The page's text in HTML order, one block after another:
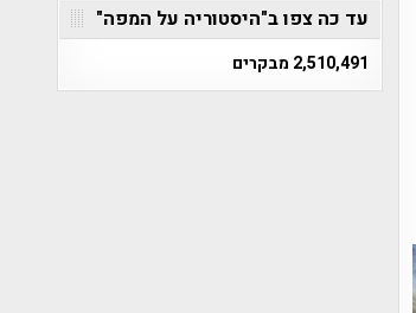
עד כה צפו ב"היסטוריה על המפה"
2,510,491 מבקרים